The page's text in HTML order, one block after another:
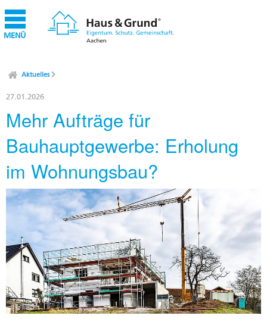
MENÜ
Aktuelles
27.01.2026
Mehr Aufträge für
Bauhauptgewerbe: Erholung
im Wohnungsbau?